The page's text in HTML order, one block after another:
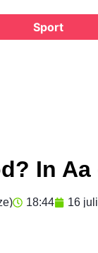
Sport
In
18:44 16